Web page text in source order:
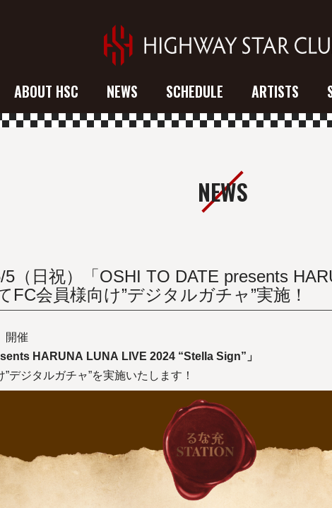
ABOUT HSC NEWS SCHEDULE ARTISTS
NEWS
5（日祝）「OSHI TO DATE presents
FC会員様向け”デジタルガチャ”実施！
開催
HARUNA LUNA LIVE 2024 “Stella Sign”」
デジタルガチャ”を実施いたします！